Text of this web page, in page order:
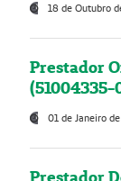
18 de Outubro
Prestador
(51004335-
01 de Janeiro
Prestador